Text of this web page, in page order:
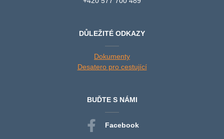
DŮLEŽITÉ ODKAZY
Dokumenty
Desatero pro cestující
BUĎTE S NÁMI
Facebook